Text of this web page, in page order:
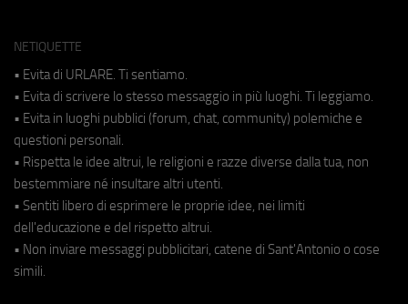
NETIQUETTE
• Evita di URLARE. Ti sentiamo.
• Evita di scrivere lo stesso messaggio in più luoghi. Ti leggiamo.
• Evita in luoghi pubblici (forum, chat, community) polemiche e
questioni personali.
• Rispetta le idee altrui, le religioni e razze diverse dalla tua, non
bestemmiare né insultare altri utenti.
• Sentiti libero di esprimere le proprie idee, nei limiti
dell'educazione e del rispetto altrui.
• Non inviare messaggi pubblicitari, catene di Sant'Antonio o cose
simili.